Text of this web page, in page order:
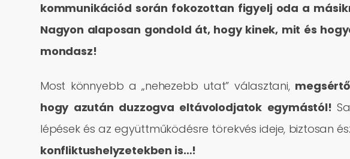
kommunikációd során fokozottan figyelj oda a
Nagyon alaposan gondold át, hogy kinek, mit és
mondasz!
Most könnyebb a „nehezebb utat” választani,
hogy azután duzzogva eltávolodjatok egymástól!
lépések és az együttműködésre törekvés ideje, biztosan
konfliktushelyzetekben is…!